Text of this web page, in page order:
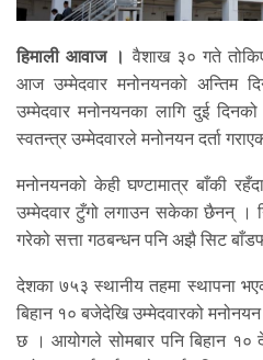
हिमाली आवाज । वैशाख ३० गते
आज उम्मेदवार मनोनयनको अन्तिम
उम्मेदवार मनोनयनका लागि दुई
स्वतन्त्र उम्मेदवारले मनोनयन दर्ता
मनोनयनको केही घण्टामात्र बाँकी
उम्मेदवार टुँगो लगाउन सकेका छैनन् ।
गरेको सत्ता गठबन्धन पनि अझै सिट
देशका ७५३ स्थानीय तहमा स्थापना
बिहान १० बजेदेखि उम्मेदवारको
छ । आयोगले सोमबार पनि बिहान १०